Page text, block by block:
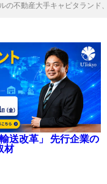
の不動産大手キャピタランド
送改革」 先行企業の
材